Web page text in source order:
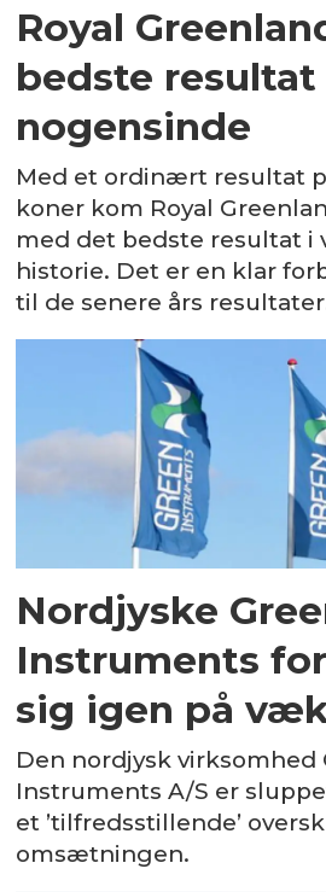
Royal
bedste resultat
nogensinde
Med et ordinært resultat
koner kom Royal
med det bedste resultat i
historie. Det er en klar
til de senere års
Nordjyske
Instruments
sig igen på
Den nordjysk virksomhed
Instruments A/S er
et ’tilfredsstillende’
omsætningen.